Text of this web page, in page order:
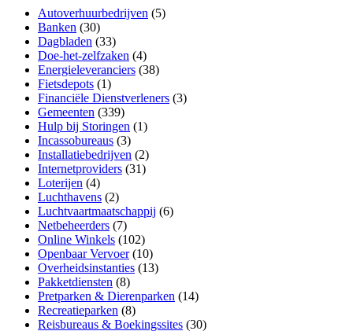
Autoverhuurbedrijven (5)
Banken (30)
Dagbladen (33)
Doe-het-zelfzaken (4)
Energieleveranciers (38)
Fietsdepots (1)
Financiële Dienstverleners (3)
Gemeenten (339)
Hulp bij Storingen (1)
Incassobureaus (3)
Installatiebedrijven (2)
Internetproviders (31)
Loterijen (4)
Luchthavens (2)
Luchtvaartmaatschappij (6)
Netbeheerders (7)
Online Winkels (102)
Openbaar Vervoer(10)
Overheidsinstanties (13)
Pakketdiensten (8)
Pretparken & Dierenparken (14)
Recreatieparken (8)
Reisbureaus & Boekingssites (30)